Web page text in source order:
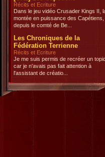
Récits et Ecriture
Dans le jeu vidéo Crusader Kings II,
montée en puissance des Capétiens,
depuis le comté de Be...
Les Chroniques de la
Fédération Terrienne
Récits et Ecriture
Je me suis permis de recréer un topic
car je n'avais pas fait attention à
l'assistant de créatio...